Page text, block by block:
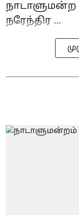
நாடாளுமன்ற
நரேந்திர ...